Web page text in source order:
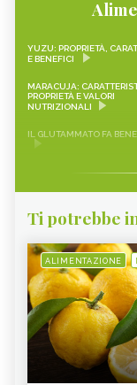
YUZU: PROPRIETÀ,
E BENEFICI
MARACUJA:
PROPRIETÀ E VALORI
NUTRIZIONALI
IL GLUTAMMATO FA
FRAGOLINE DI BOSCO
RICETTE
LEMON SNACK,
RAPA ROSSA
AVOCADO
FRUTTA DI MARZO
NESPOLE
Ti potrebbe
ALIMENTAZIONE